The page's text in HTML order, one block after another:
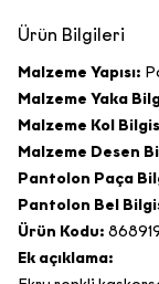
Ürün Bilgileri
Malzeme Yapısı:
Malzeme Yaka
Malzeme Kol
Malzeme Desen
Pantolon Paça
Pantolon Bel
Ürün Kodu:
Ek açıklama: